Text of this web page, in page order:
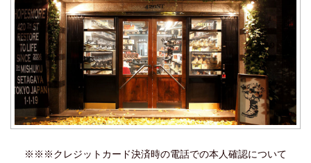
※※※クレジットカード決済時の電話での本人確認について